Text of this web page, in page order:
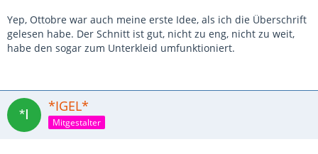
Yep, Ottobre war auch meine erste Idee, als ich die Überschrift
gelesen habe. Der Schnitt ist gut, nicht zu eng, nicht zu weit,
habe den sogar zum Unterkleid umfunktioniert.
*IGEL*
Mitgestalter